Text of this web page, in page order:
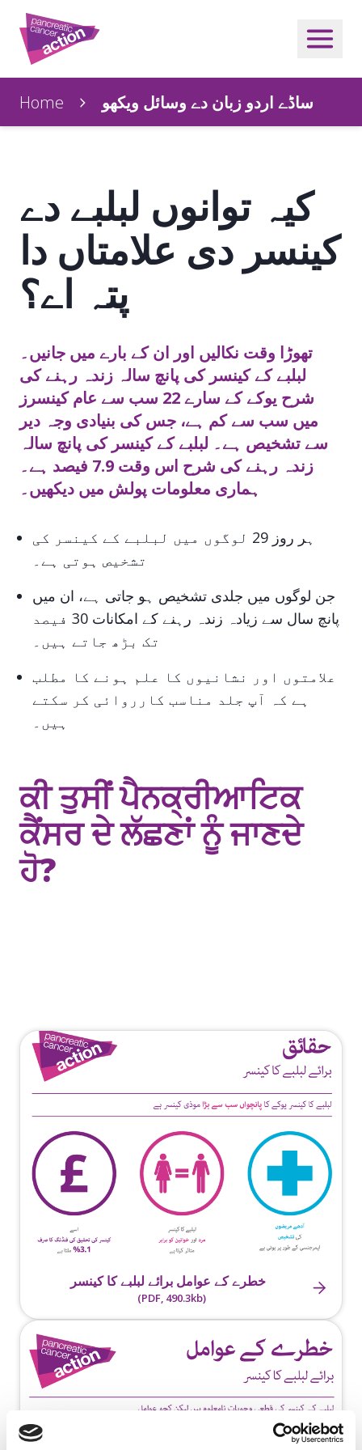
Home ساڈے اردو زبان دے وسائل ویکھو
کیہ توانوں لبلبے دے
کینسر دی علامتاں دا
پتہ اے؟
تھوڑا وقت نکالیں اور ان کے بارے میں جانیں۔
لبلبے کے کینسر کی پانچ سالہ زندہ رہنے کی
شرح یوکے کے سارے 22 سب سے عام کینسرز
میں سب سے کم ہے، جس کی بنیادی وجہ دیر
سے تشخیص ہے۔ لبلبے کے کینسر کی پانچ سالہ
زندہ رہنے کی شرح اس وقت 7.9 فیصد ہے۔
ہماری معلومات پولش میں دیکھیں۔
ہر روز 29 لوگوں میں لبلبے کے کینسر کی
تشخیص ہوتی ہے۔
جن لوگوں میں جلدی تشخیص ہو جاتی ہے، ان میں
پانچ سال سے زیادہ زندہ رہنے کے امکانات 30 فیصد
تک بڑھ جاتے ہیں۔
علامتوں اور نشانیوں کا علم ہونے کا مطلب
ہے کہ آپ جلد مناسب کارروائی کر سکتے
ہیں۔
ਕੀ ਤੁਸੀਂ ਪੈਨਕ੍ਰੀਆਟਿਕ
ਕੈਂਸਰ ਦੇ ਲੱਛਣਾਂ ਨੂੰ ਜਾਣਦੇ
ਹੋ?
خطرے کے عوامل برائے لبلبے کا کینسر
(PDF, 490.3kb)